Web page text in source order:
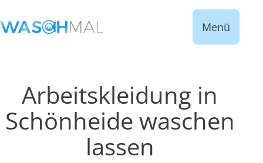
Menü
Arbeitskleidung in
Schönheide waschen
lassen